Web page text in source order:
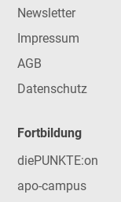
Newsletter
Impressum
AGB
Datenschutz
Fortbildung
diePUNKTE:on
apo-campus